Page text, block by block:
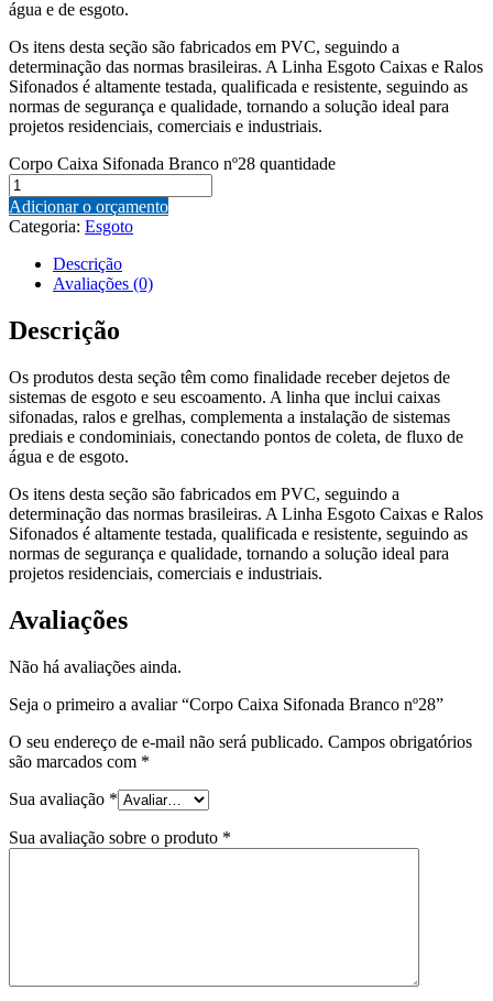
água e de esgoto.
Os itens desta seção são fabricados em PVC, seguindo a
determinação das normas brasileiras. A Linha Esgoto Caixas e Ralos
Sifonados é altamente testada, qualificada e resistente, seguindo as
normas de segurança e qualidade, tornando a solução ideal para
projetos residenciais, comerciais e industriais.
Corpo Caixa Sifonada Branco nº28 quantidade
Adicionar o orçamento
Categoria: Esgoto
Descrição
Avaliações (0)
Descrição
Os produtos desta seção têm como finalidade receber dejetos de
sistemas de esgoto e seu escoamento. A linha que inclui caixas
sifonadas, ralos e grelhas, complementa a instalação de sistemas
prediais e condominiais, conectando pontos de coleta, de fluxo de
água e de esgoto.
Os itens desta seção são fabricados em PVC, seguindo a
determinação das normas brasileiras. A Linha Esgoto Caixas e Ralos
Sifonados é altamente testada, qualificada e resistente, seguindo as
normas de segurança e qualidade, tornando a solução ideal para
projetos residenciais, comerciais e industriais.
Avaliações
Não há avaliações ainda.
Seja o primeiro a avaliar “Corpo Caixa Sifonada Branco nº28”
O seu endereço de e-mail não será publicado. Campos obrigatórios
são marcados com *
Sua avaliação *
Sua avaliação sobre o produto *